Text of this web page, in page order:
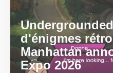
d'énigmes
Manhattan
Expo 2026